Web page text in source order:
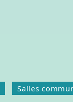
Salles